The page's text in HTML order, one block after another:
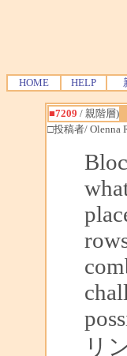
HOME HELP
■7209 / 親階層)
□投稿者/ Olenna
リ